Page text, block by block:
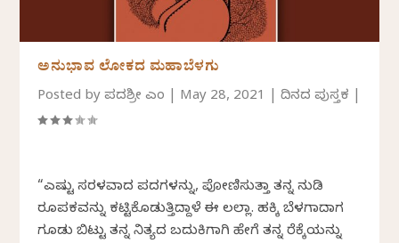
ಅನುಭಾವ ಲೋಕದ ಮಹಾಬೆಳಗು
Posted byಪದ್ಮಶ್ರೀ ಎಂ May 28, 2021 |ದಿನದ ಪುಸ್ತಕ
“ಎಷ್ಟು ಸರಳವಾದ ಪದಗಳನ್ನು, ಪೋಣಿಸುತ್ತಾ ತನ್ನ ನುಡಿ
ರೂಪಕವನ್ನು ಕಟ್ಟಿಕೊಡುತ್ತಿದ್ದಾಳೆ ಈ ಲಲ್ಲಾ. ಹಕ್ಕಿ ಬೆಳಗಾದಾಗ
ಗೂಡು ಬಿಟ್ಟು ತನ್ನ ನಿತ್ಯದ ಬದುಕಿಗಾಗಿ ಹೇಗೆ ತನ್ನ ರೆಕ್ಕೆಯನ್ನು